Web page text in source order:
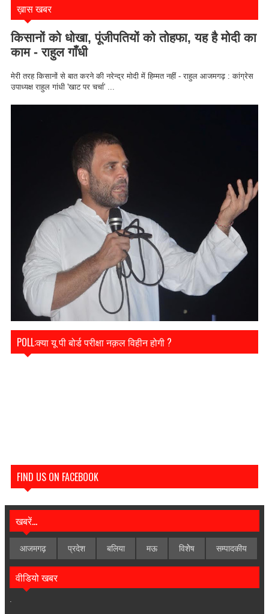
ख़ास खबर
किसानों को धोखा, पूंजीपतियों को तोहफा, यह है मोदी का
काम - राहुल गाँधी
मेरी तरह किसानों से बात करने की नरेन्द्र मोदी में हिम्मत नहीं - राहुल आजमगढ़ : कांग्रेस
उपाध्यक्ष राहुल गांधी 'खाट पर चर्चा' ...
POLL:क्या यू पी बोर्ड परीक्षा नक़ल विहीन होगी ?
FIND US ON FACEBOOK
खबरें...
आजमगढ़ प्रदेश बलिया मऊ विशेेष सम्पादकीय
वीडियो खबर
.